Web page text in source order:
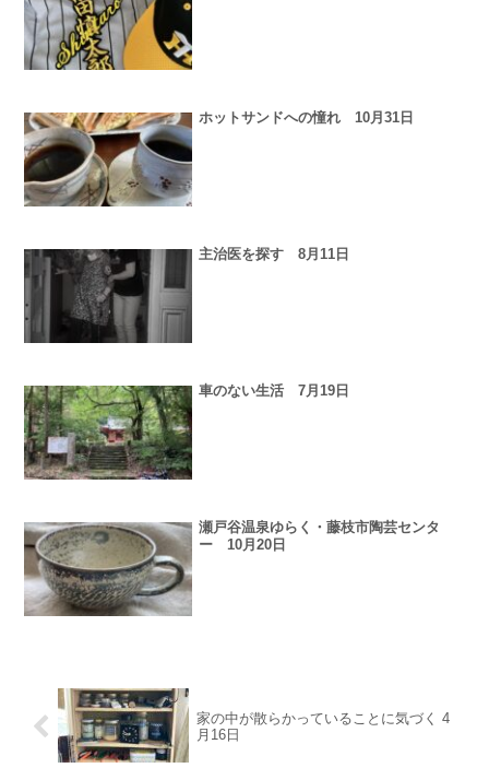
ホットサンドへの憧れ 10月31日
主治医を探す 8月11日
車のない生活 7月19日
瀬戸谷温泉ゆらく・藤枝市陶芸センタ
ー 10月20日
家の中が散らかっていることに気づく 4
月16日